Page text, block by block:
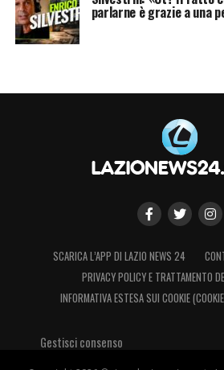
potrebbe aprire un nuovo
della Lazio, con scelte che
LA PLAYLIST DELLE
parlarne è grazie a una
SCARICA L’APP DI LAZIO NEWS 24
PRIVACY POLICY E TRATTAMENTO
INFORMATIVA ESTESA SUI COOKIE
Gestisci consenso